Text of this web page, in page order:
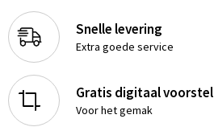
Snelle levering
Extra goede service
Gratis digitaal voorstel
Voor het gemak